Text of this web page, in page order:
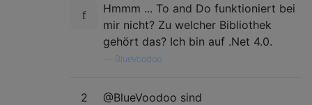
Hmmm ... To and Do funktioniert bei
mir nicht? Zu welcher Bibliothek
gehört das? Ich bin auf .Net 4.0.
BlueVoodoo
2
@BlueVoodoo sind